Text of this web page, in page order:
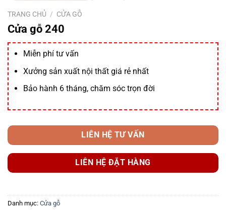
TRANG CHỦ / CỬA GỖ
Cửa gỗ 240
Miễn phí tư vấn
Xưởng sản xuất nội thất giá rẻ nhất
Bảo hành 6 tháng, chăm sóc trọn đời
LIÊN HỆ TƯ VẤN
LIÊN HỆ ĐẶT HÀNG
Danh mục: Cửa gỗ